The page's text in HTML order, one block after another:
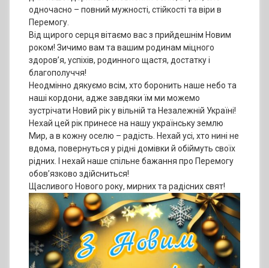
одночасно – повний мужності, стійкості та віри в
Перемогу.
Від щирого серця вітаємо вас з прийдешнім Новим
роком! Зичимо вам та вашим родинам міцного
здоров’я, успіхів, родинного щастя, достатку і
благополуччя!
Неодмінно дякуємо всім, хто боронить наше небо та
наші кордони, адже завдяки їм ми можемо
зустрічати Новий рік у вільній та Незалежній Україні!
Нехай цей рік принесе на нашу українську землю
Мир, а в кожну оселю – радість. Нехай усі, хто нині не
вдома, повернуться у рідні домівки й обіймуть своїх
рідних. І нехай наше спільне бажання про Перемогу
обов’язково здійсниться!
Щасливого Нового року, мирних та радісних свят!